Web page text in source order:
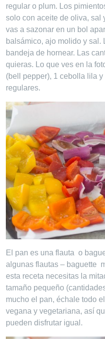
regular o plum. Los
solo con aceite de oliva, sal
vas a sazonar en un bol
balsámico, ajo molido y sal.
bandeja de hornear. Las
quieras. Lo que ves en la
(bell pepper), 1 cebolla lila
regulares.
El pan es una flauta o
algunas flautas – baguette
esta receta necesitas la
tamaño pequeño
mucho el pan, échale todo
vegana y vegetariana, así
pueden disfrutar igual.